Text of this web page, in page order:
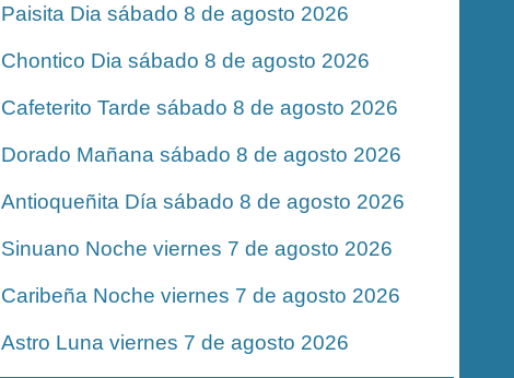
Paisita Dia sábado 8 de agosto 2026
Chontico Dia sábado 8 de agosto 2026
Cafeterito Tarde sábado 8 de agosto 2026
Dorado Mañana sábado 8 de agosto 2026
Antioqueñita Día sábado 8 de agosto 2026
Sinuano Noche viernes 7 de agosto 2026
Caribeña Noche viernes 7 de agosto 2026
Astro Luna viernes 7 de agosto 2026